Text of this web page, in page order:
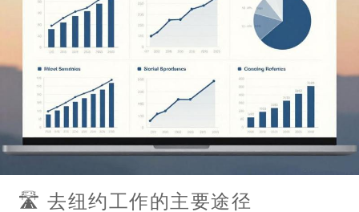
🛣️ 去纽约工作的主要途径